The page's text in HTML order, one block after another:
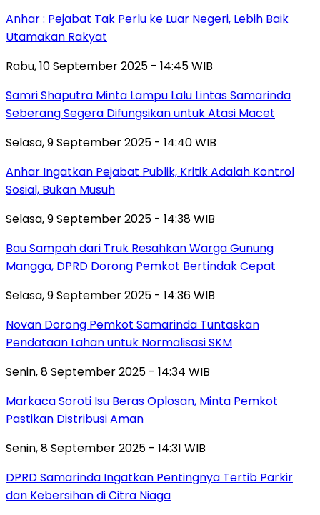
Anhar : Pejabat Tak Perlu ke Luar Negeri, Lebih Baik
Utamakan Rakyat
Rabu, 10 September 2025 - 14:45 WIB
Samri Shaputra Minta Lampu Lalu Lintas Samarinda
Seberang Segera Difungsikan untuk Atasi Macet
Selasa, 9 September 2025 - 14:40 WIB
Anhar Ingatkan Pejabat Publik, Kritik Adalah Kontrol
Sosial, Bukan Musuh
Selasa, 9 September 2025 - 14:38 WIB
Bau Sampah dari Truk Resahkan Warga Gunung
Mangga, DPRD Dorong Pemkot Bertindak Cepat
Selasa, 9 September 2025 - 14:36 WIB
Novan Dorong Pemkot Samarinda Tuntaskan
Pendataan Lahan untuk Normalisasi SKM
Senin, 8 September 2025 - 14:34 WIB
Markaca Soroti Isu Beras Oplosan, Minta Pemkot
Pastikan Distribusi Aman
Senin, 8 September 2025 - 14:31 WIB
DPRD Samarinda Ingatkan Pentingnya Tertib Parkir
dan Kebersihan di Citra Niaga